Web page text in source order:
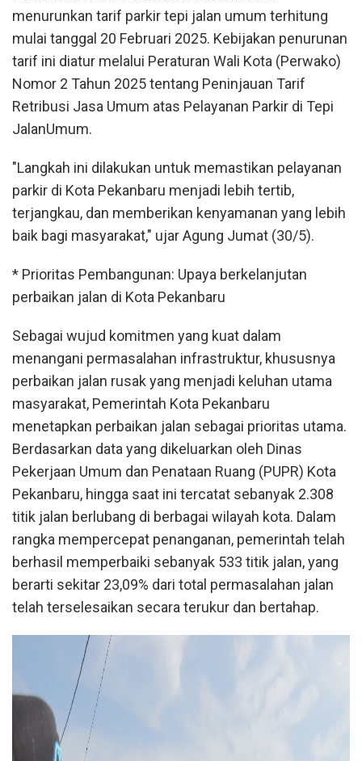
menurunkan tarif parkir tepi jalan umum terhitung
mulai tanggal 20 Februari 2025. Kebijakan penurunan
tarif ini diatur melalui Peraturan Wali Kota (Perwako)
Nomor 2 Tahun 2025 tentang Peninjauan Tarif
Retribusi Jasa Umum atas Pelayanan Parkir di Tepi
JalanUmum.
"Langkah ini dilakukan untuk memastikan pelayanan
parkir di Kota Pekanbaru menjadi lebih tertib,
terjangkau, dan memberikan kenyamanan yang lebih
baik bagi masyarakat," ujar Agung Jumat (30/5).
* Prioritas Pembangunan: Upaya berkelanjutan
perbaikan jalan di Kota Pekanbaru
Sebagai wujud komitmen yang kuat dalam
menangani permasalahan infrastruktur, khususnya
perbaikan jalan rusak yang menjadi keluhan utama
masyarakat, Pemerintah Kota Pekanbaru
menetapkan perbaikan jalan sebagai prioritas utama.
Berdasarkan data yang dikeluarkan oleh Dinas
Pekerjaan Umum dan Penataan Ruang (PUPR) Kota
Pekanbaru, hingga saat ini tercatat sebanyak 2.308
titik jalan berlubang di berbagai wilayah kota. Dalam
rangka mempercepat penanganan, pemerintah telah
berhasil memperbaiki sebanyak 533 titik jalan, yang
berarti sekitar 23,09% dari total permasalahan jalan
telah terselesaikan secara terukur dan bertahap.